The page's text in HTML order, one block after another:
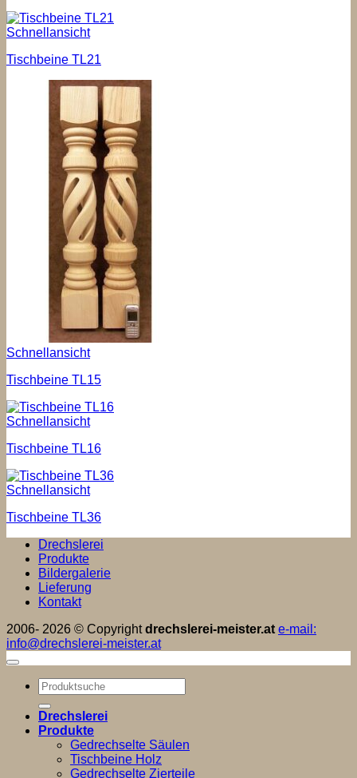
Schnellansicht
Tischbeine TL21
Schnellansicht
Tischbeine TL15
Schnellansicht
Tischbeine TL16
Schnellansicht
Tischbeine TL36
Drechslerei
Produkte
Bildergalerie
Lieferung
Kontakt
2006- 2026 © Copyrightdrechslerei-meister.at e-mail:
info@drechslerei-meister.at
Suchen
nach:
Drechslerei
Produkte
Gedrechselte Säulen
Tischbeine Holz
Gedrechselte Zierteile